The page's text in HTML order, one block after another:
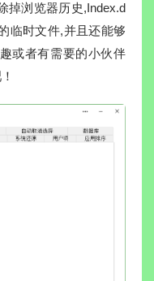
掉浏览器历史,Index.d
临时文件,并且还能够
或者有需要的小伙伴